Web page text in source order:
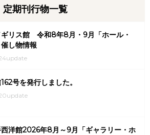
定期刊行物一覧
ギリス館 令和8年8月・9月「ホール・
し物情報
号を発行しました。
洋館2026年8月～9月「ギャラリー・ホ